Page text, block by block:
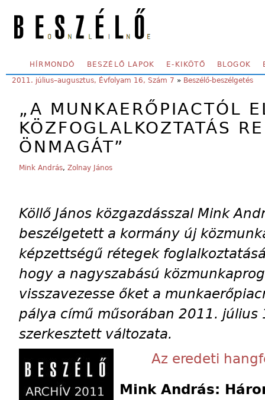
SECONDARY MENU
HÍRMONDÓ BESZÉLŐ LAPOK E-KIKÖTŐ BLOGOK
YOU ARE HERE:
2011. július–augusztus, Évfolyam 16, Szám 7 » Beszélő-beszélgetés
„A MUNKAERŐPIACTÓL
KÖZFOGLALKOZTATÁS
ÖNMAGÁT”
Mink András, Zolnay János
Köllő János közgazdásszal Mink
beszélgetett a kormány új
képzettségű rétegek
hogy a nagyszabású
visszavezesse őket a
pálya című műsorában 2011. július
szerkesztett változata.
Az eredeti
Mink András: